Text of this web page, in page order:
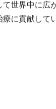
世界中に広
に貢献して